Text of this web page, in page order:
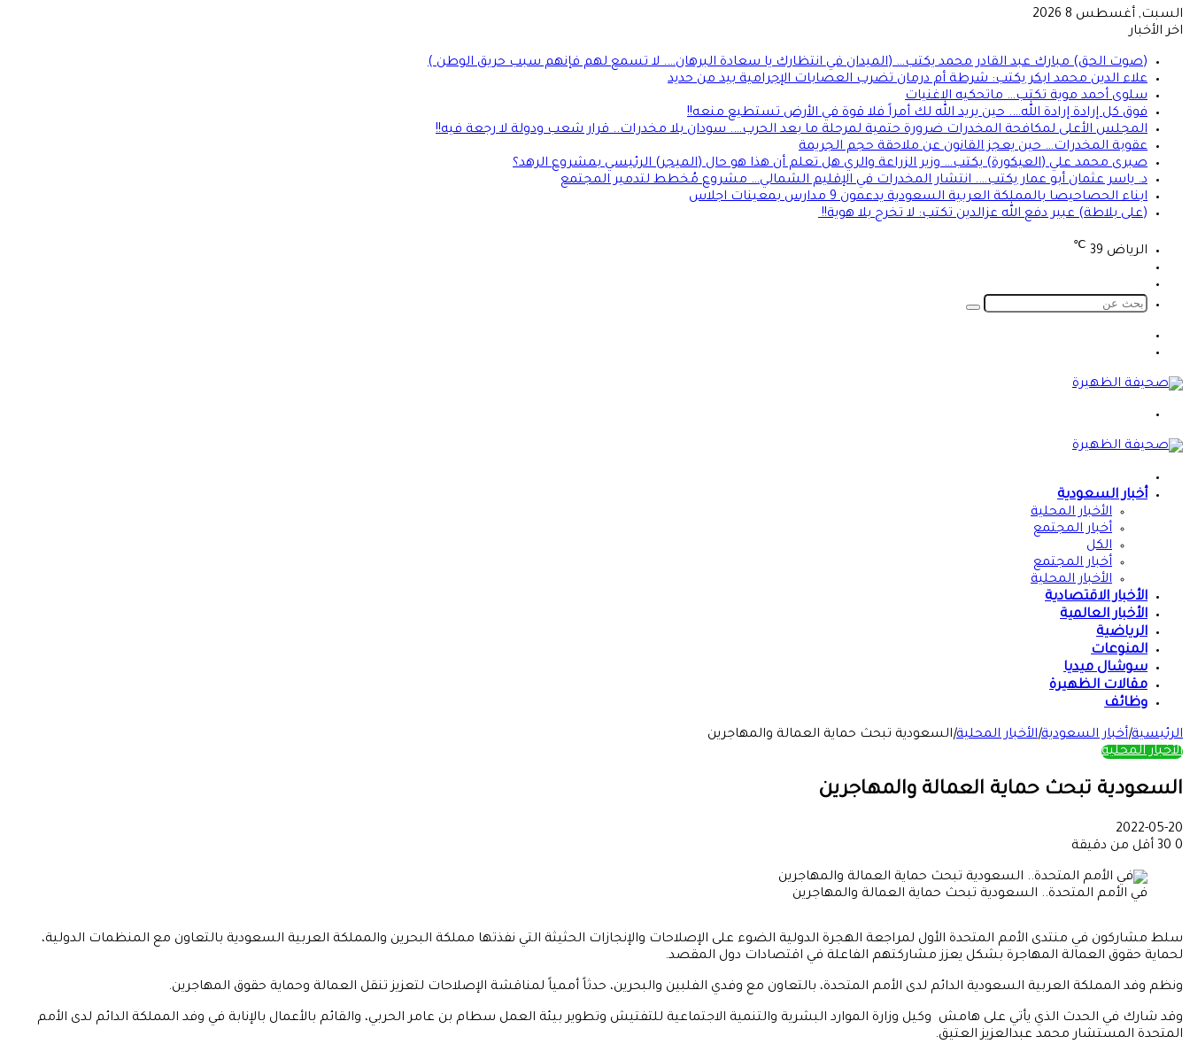
السبت, أغسطس 8 2026
اخر الأخبار
(صوت الحق) مبارك عبد القادر محمد يكتب… (الميدان في انتظارك يا سعادة البرهان…. لا تسمع لهم فإنهم سبب حريق الوطن )
علاء الدين محمد ابكر يكتب: شرطة أم درمان تضرب العصابات الإجرامية بيد من حديد
سلوى أحمد موية تكتب… ماتحكيه الاغنيات
فوق كل إرادة إرادة الله…. حين يريد الله لك أمراً فلا قوة في الأرض تستطيع منعه!!
المجلس الأعلى لمكافحة المخدرات ضرورة حتمية لمرحلة ما بعد الحرب…. سودان بلا مخدرات.. قرار شعب ودولة لا رجعة فيه!!
عقوبة المخدرات… حين يعجز القانون عن ملاحقة حجم الجريمة
صبرى محمد علي (العيكورة) يكتب… وزير الزراعة والري هل تعلم أن هذا هو حال (الميجر) الرئيسي بمشروع الرهد؟
د. ياسر عثمان أبو عمار يكتب…. انتشار المخدرات في الإقليم الشمالي… مشروع مُخطط لتدمير المجتمع
ابناء الحصاحيصا بالمملكة العربية السعودية يدعمون 9 مدارس بمعينات اجلاس
(على بلاطة) عبير دفع الله عزالدين تكتب: لا تخرج بلا هوية!!
الرياض 39
℃
المظلم
بحث
أخبار السعودية
الأخبار المحلية
أخبار المجتمع
الكل
أخبار المجتمع
الأخبار المحلية
الأخبار الاقتصادية
الأخبار العالمية
الرياضية
المنوعات
سوشال ميديا
مقالات الظهيرة
وظائف
الرئيسية|أخبار السعودية|الأخبار المحلية|السعودية تبحث حماية العمالة والمهاجرين
الأخبار المحلية
السعودية تبحث حماية العمالة والمهاجرين
2022-05-20
0
أقل من دقيقة
في الأمم المتحدة.. السعودية تبحث حماية العمالة والمهاجرين
سلط مشاركون في منتدى الأمم المتحدة الأول لمراجعة الهجرة الدولية الضوء على الإصلاحات والإنجازات الحثيثة التي نفذتها مملكة البحرين والمملكة العربية السعودية بالتعاون مع المنظمات الدولية،
لحماية حقوق العمالة المهاجرة بشكل يعزز مشاركتهم الفاعلة في اقتصادات دول المقصد.
ونظم وفد المملكة العربية السعودية الدائم لدى الأمم المتحدة، بالتعاون مع وفدي الفلبين والبحرين، حدثاً أممياً لمناقشة الإصلاحات لتعزيز تنقل العمالة وحماية حقوق المهاجرين.
وقد شارك في الحدث الذي يأتي على هامش وكيل وزارة الموارد البشرية والتنمية الاجتماعية للتفتيش وتطوير بيئة العمل سطام بن عامر الحربي، والقائم بالأعمال بالإنابة في وفد المملكة الدائم لدى الأمم
المتحدة المستشار محمد عبدالعزيز العتيق.